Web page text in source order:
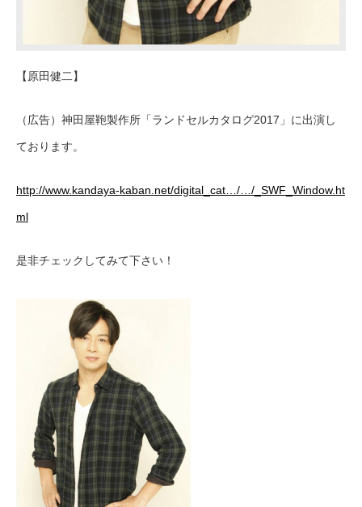
【原田健二】
（広告）神田屋鞄製作所「ランドセルカタログ2017」に出演し
ております。
http://www.kandaya-kaban.net/digital_cat…/…/_SWF_Window.ht
ml
是非チェックしてみて下さい！